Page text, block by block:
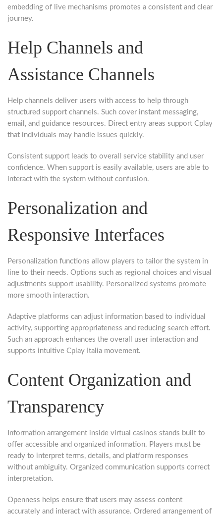
embedding of live mechanisms promotes a consistent and clear
journey.
Help Channels and
Assistance Channels
Help channels deliver users with access to help through
structured support channels. Such cover instant messaging,
email, and guidance resources. Direct entry areas support Cplay
that individuals may handle issues quickly.
Consistent support leads to overall service stability and user
confidence. When support is easily available, users are able to
interact with the system without confusion.
Personalization and
Responsive Interfaces
Personalization functions allow players to tailor the system in
line to their needs. Options such as regional choices and visual
adjustments support usability. Personalized systems promote
more smooth interaction.
Adaptive platforms can adjust information based to individual
activity, supporting appropriateness and reducing search effort.
Such an approach enhances the overall user interaction and
supports intuitive Cplay Italia movement.
Content Organization and
Transparency
Information arrangement inside virtual casinos stands built to
offer accessible and organized information. Players must be
ready to interpret terms, details, and platform responses
without ambiguity. Organized communication supports correct
interpretation.
Openness helps ensure that users may assess content
accurately and interact with assurance. Ordered arrangement of